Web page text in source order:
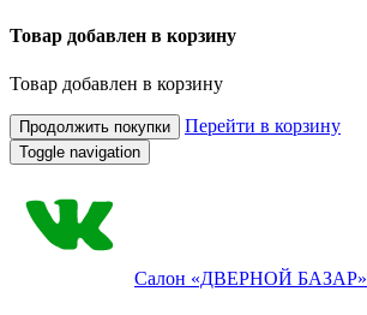
Товар добавлен в корзину
Товар добавлен в корзину
Продолжить покупки Перейти в корзину
Toggle navigation
Салон «ДВЕРНОЙ БАЗАР»